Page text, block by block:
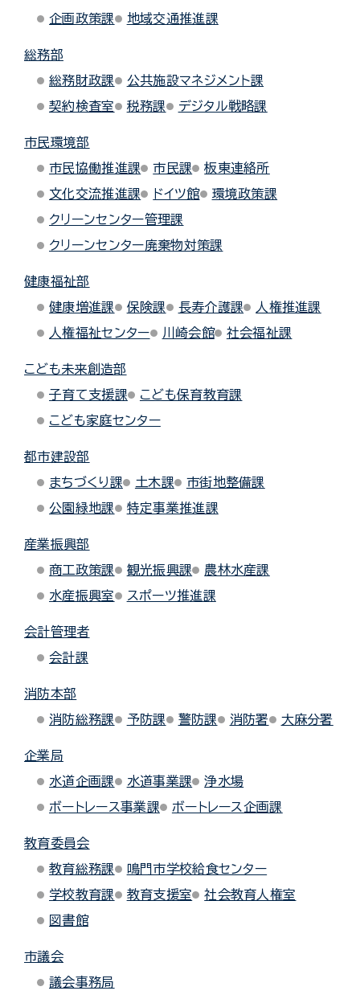
企画政策課
地域交通推進課
総務部
総務財政課
公共施設マネジメント課
契約検査室
税務課 デジタル戦略課
市民環境部
市民協働推進課
市民課
板東連絡所
文化交流推進課
ドイツ館
環境政策課
クリーンセンター管理課
クリーンセンター廃棄物対策課
健康福祉部
健康増進課
保険課 長寿介護課
人権推進課
人権福祉センター
川崎会館 社会福祉課
こども未来創造部
子育て支援課
こども保育教育課
こども家庭センター
都市建設部
まちづくり課
土木課
市街地整備課
公園緑地課
特定事業推進課
産業振興部
商工政策課
観光振興課
農林水産課
水産振興室
スポーツ推進課
会計管理者
会計課
消防本部
消防総務課
予防課 警防課 消防署 大麻分署
企業局
水道企画課
水道事業課
浄水場
ボートレース事業課
ボートレース企画課
教育委員会
教育総務課
鳴門市学校給食センター
学校教育課
教育支援室
社会教育人権室
図書館
市議会
議会事務局